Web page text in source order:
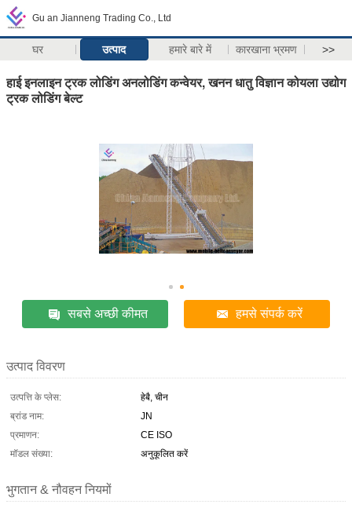
Gu an Jianneng Trading Co., Ltd
घर उत्पाद हमारे बारे में कारखाना भ्रमण >>
हाई इनलाइन ट्रक लोडिंग अनलोडिंग कन्वेयर, खनन धातु विज्ञान कोयला उद्योग
ट्रक लोडिंग बेल्ट
सबसे अच्छी कीमत हमसे संपर्क करें
उत्पाद विवरण
उत्पत्ति के प्लेस:
हेबै, चीन
ब्रांड नाम:
JN
प्रमाणन:
CE ISO
मॉडल संख्या:
अनुकूलित करें
भुगतान & नौवहन नियमों